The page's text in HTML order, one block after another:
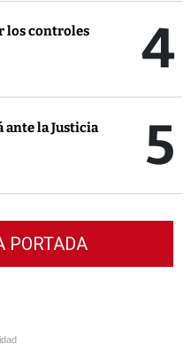
los controles
4
ante la Justicia
5
PORTADA